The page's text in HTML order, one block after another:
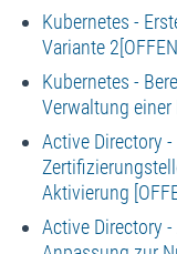
Kubernetes -
Variante 2[OFFEN]
Kubernetes -
Verwaltung einer
Active Directory
Aktivierung
Active Directory